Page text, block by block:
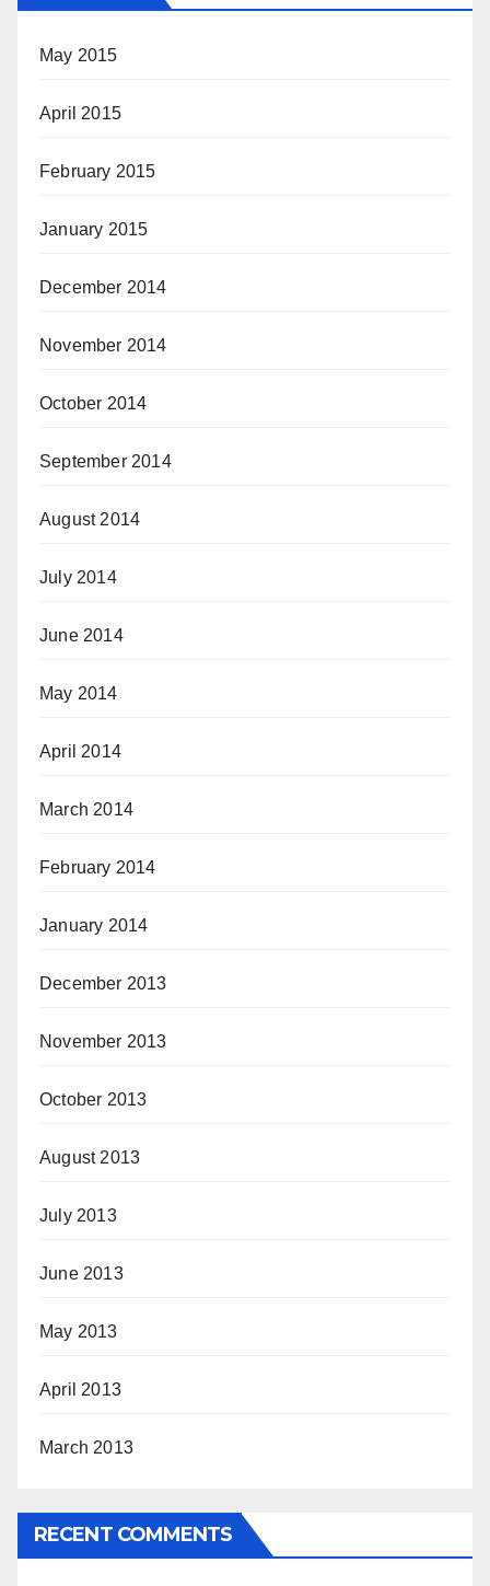
May 2015
April 2015
February 2015
January 2015
December 2014
November 2014
October 2014
September 2014
August 2014
July 2014
June 2014
May 2014
April 2014
March 2014
February 2014
January 2014
December 2013
November 2013
October 2013
August 2013
July 2013
June 2013
May 2013
April 2013
March 2013
RECENT COMMENTS